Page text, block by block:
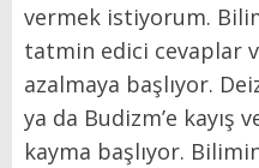
vermek istiyorum.
tatmin edici cevaplar
azalmaya başlıyor.
ya da Budizm’e kayış
kayma başlıyor.